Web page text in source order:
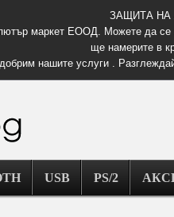
ЗАЩИТА НА
маркет ЕООД. Можете да се
ще намерите в
нашите услуги .
USB PS/2